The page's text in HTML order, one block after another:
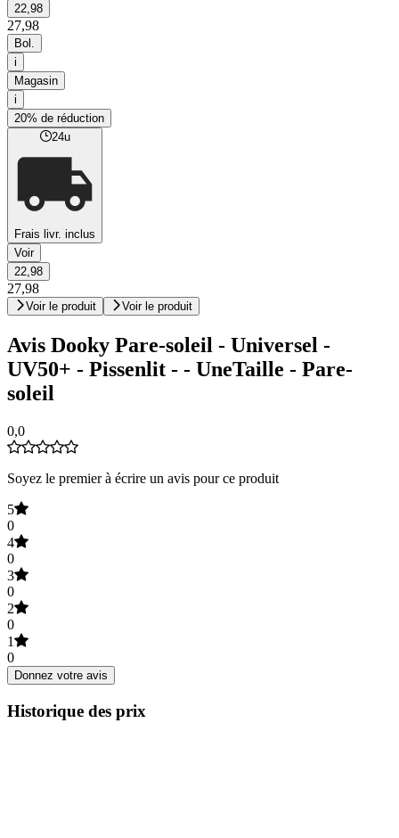
22,98
27,98
Bol.
i
Magasin
i
20% de réduction
24u
Frais livr. inclus
Voir
22,98
27,98
Voir le produit Voir le produit
Avis Dooky Pare-soleil - Universel -
UV50+ - Pissenlit - - UneTaille - Pare-
soleil
0,0
Soyez le premier à écrire un avis pour ce produit
5
0
4
0
3
0
2
0
1
0
Donnez votre avis
Historique des prix